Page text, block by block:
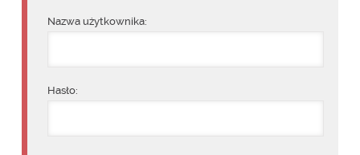
Nazwa użytkownika:
Hasło: